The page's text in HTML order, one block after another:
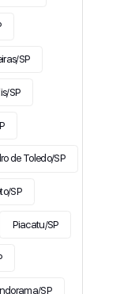
SP
SP
de Toledo/SP
SP
Piacatu/SP
SP